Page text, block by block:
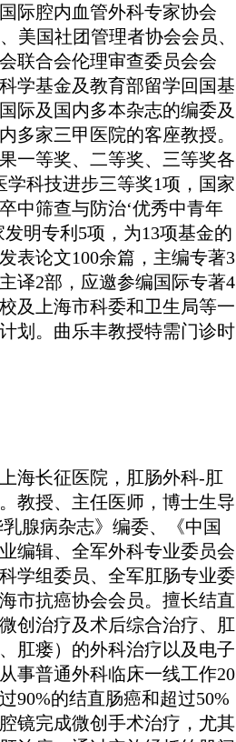
际腔内血管外科专家协会
、美国社团管理者协会会员、
联合会伦理审查委员会会
学基金及教育部留学回国基
际及国内多本杂志的编委及
多家三甲医院的客座教授。
一等奖、二等奖、三等奖各
学科技进步三等奖1项，国家
中筛查与防治‘优秀中青年
发明专利5项，为13项基金的
表论文100余篇，主编专著3
译2部，应邀参编国际专著4
及上海市科委和卫生局等一
划。曲乐丰教授特需门诊时
海长征医院，肛肠外科-肛
教授、主任医师，博士生导
腺病杂志》编委、《中国
编辑、全军外科专业委员会
学组委员、全军肛肠专业委
市抗癌协会会员。擅长结直
创治疗及术后综合治疗、肛
肛瘘）的外科治疗以及电子
事普通外科临床一线工作20
90%的结直肠癌和超过50%
镜完成微创手术治疗，尤其